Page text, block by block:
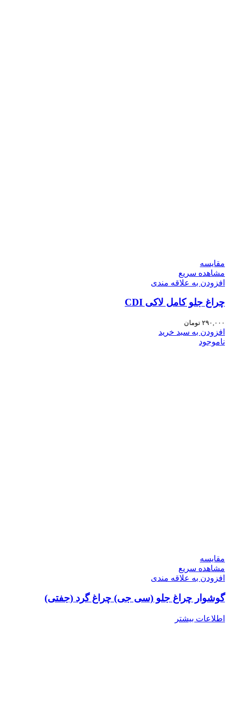
مقایسه
مشاهده سریع
افزودن به علاقه مندی
چراغ جلو کامل لاکی CDI
۲۹۰,۰۰۰ تومان
افزودن به سبد خرید
ناموجود
مقایسه
مشاهده سریع
افزودن به علاقه مندی
گوشوار چراغ جلو (سی جی) چراغ گرد (جفتی)
اطلاعات بیشتر